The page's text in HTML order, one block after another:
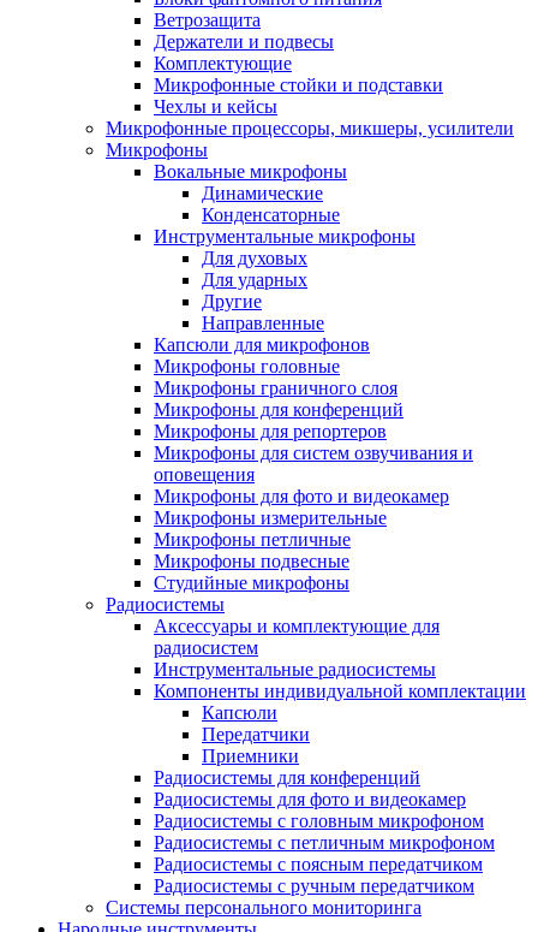
Ветрозащита
Держатели и подвесы
Комплектующие
Микрофонные стойки и подставки
Чехлы и кейсы
Микрофонные процессоры, микшеры, усилители
Микрофоны
Вокальные микрофоны
Динамические
Конденсаторные
Инструментальные микрофоны
Для духовых
Для ударных
Другие
Направленные
Капсюли для микрофонов
Микрофоны головные
Микрофоны граничного слоя
Микрофоны для конференций
Микрофоны для репортеров
Микрофоны для систем озвучивания и
оповещения
Микрофоны для фото и видеокамер
Микрофоны измерительные
Микрофоны петличные
Микрофоны подвесные
Студийные микрофоны
Радиосистемы
Аксессуары и комплектующие для
радиосистем
Инструментальные радиосистемы
Компоненты индивидуальной комплектации
Капсюли
Передатчики
Приемники
Радиосистемы для конференций
Радиосистемы для фото и видеокамер
Радиосистемы с головным микрофоном
Радиосистемы с петличным микрофоном
Радиосистемы с поясным передатчиком
Радиосистемы с ручным передатчиком
Системы персонального мониторинга